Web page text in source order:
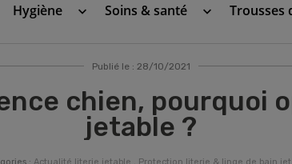
Hygiène keyboard_arrow_down Soins & santé keyboard_arrow_down Trousses
Publié le : 28/10/2021
chien, pourquoi
jetable ?